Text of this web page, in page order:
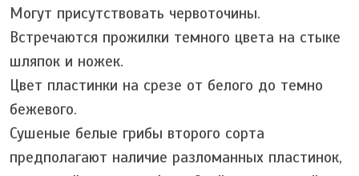
Могут присутствовать червоточины.
Встречаются прожилки темного цвета на стыке
шляпок и ножек.
Цвет пластинки на срезе от белого до темно
бежевого.
Сушеные белые грибы второго сорта
предполагают наличие разломанных пластинок,